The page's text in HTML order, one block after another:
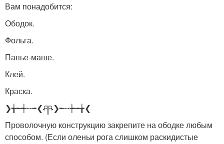
Вам понадобится:
Ободок.
Фольга.
Папье-маше.
Клей.
Краска.
❯╅╾┽┄╼❮ཤཥ❯╾┄┾╼╆❮
Проволочную конструкцию закрепите на ободке любым
способом. (Если оленьи рога слишком раскидистые